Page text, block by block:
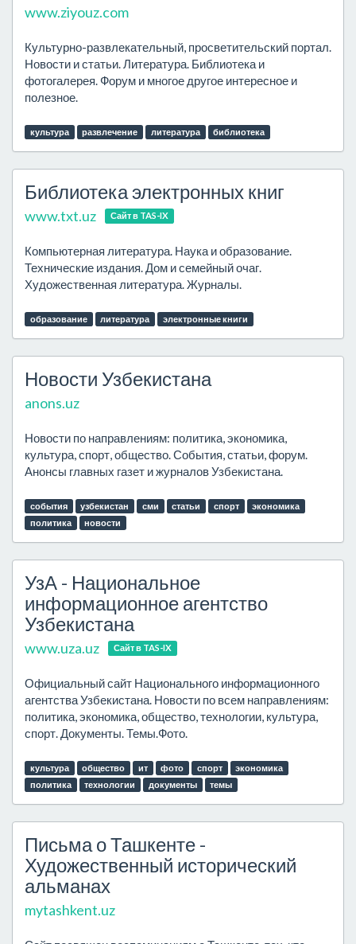
www.ziyouz.com
Культурно-развлекательный, просветительский портал.
Новости и статьи. Литература. Библиотека и
фотогалерея. Форум и многое другое интересное и
полезное.
культура развлечение литература библиотека
Библиотека электронных книг
www.txt.uz Сайт в TAS-IX
Компьютерная литература. Наука и образование.
Технические издания. Дом и семейный очаг.
Художественная литература. Журналы.
образование литература электронные книги
Новости Узбекистана
anons.uz
Новости по направлениям: политика, экономика,
культура, спорт, общество. События, статьи, форум.
Анонсы главных газет и журналов Узбекистана.
события узбекистан сми статьи спорт
экономика
политика
новости
УзА - Национальное
информационное агентство
Узбекистана
www.uza.uz Сайт в TAS-IX
Официальный сайт Национального информационного
агентства Узбекистана. Новости по всем направлениям:
политика, экономика, общество, технологии, культура,
спорт. Документы. Темы.Фото.
культура общество ит фото спорт
экономика
политика
технологии документы темы
Письма о Ташкенте -
Художественный исторический
альманах
mytashkent.uz